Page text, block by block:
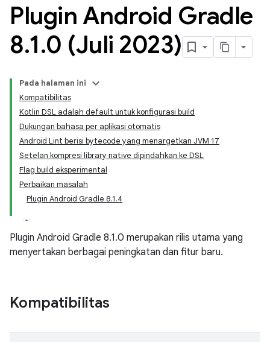
Plugin Android Gradle
8.1.0 (Juli 2023)
Pada halaman ini
Kompatibilitas
Kotlin DSL adalah default untuk konfigurasi build
Dukungan bahasa per aplikasi otomatis
Android Lint berisi bytecode yang menargetkan JVM 17
Setelan kompresi library native dipindahkan ke DSL
Flag build eksperimental
Perbaikan masalah
Plugin Android Gradle 8.1.4
Plugin Android Gradle 8.1.0 merupakan rilis utama yang
menyertakan berbagai peningkatan dan fitur baru.
Kompatibilitas